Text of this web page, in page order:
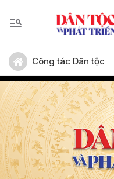
Công tác Dân tộc